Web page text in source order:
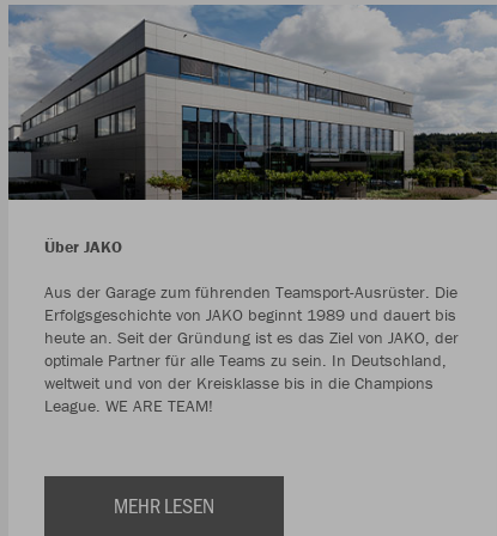
Über JAKO
Aus der Garage zum führenden Teamsport-Ausrüster. Die
Erfolgsgeschichte von JAKO beginnt 1989 und dauert bis
heute an. Seit der Gründung ist es das Ziel von JAKO, der
optimale Partner für alle Teams zu sein. In Deutschland,
weltweit und von der Kreisklasse bis in die Champions
League. WE ARE TEAM!
MEHR LESEN